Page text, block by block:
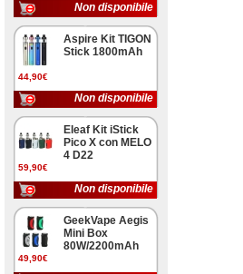
Non disponibile
44,90€
Aspire Kit TIGON
Stick 1800mAh
Non disponibile
59,90€
Eleaf Kit iStick
Pico X con MELO
4 D22
Non disponibile
49,90€
GeekVape Aegis
Mini Box
80W/2200mAh